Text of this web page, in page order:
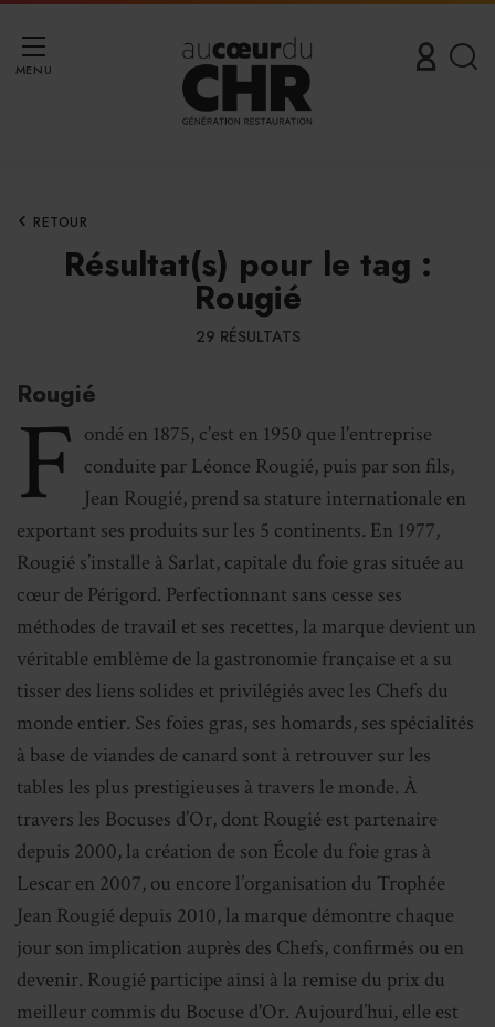
MENU
RETOUR
Résultat(s) pour le tag :
Rougié
29 RÉSULTATS
Rougié
F ondé en 1875, c'est en 1950 que l'entreprise
conduite par Léonce Rougié, puis par son fils,
Jean Rougié, prend sa stature internationale en
exportant ses produits sur les 5 continents. En 1977,
Rougié s’installe à Sarlat, capitale du foie gras située au
cœur de Périgord. Perfectionnant sans cesse ses
méthodes de travail et ses recettes, la marque devient un
véritable emblème de la gastronomie française et a su
tisser des liens solides et privilégiés avec les Chefs du
monde entier. Ses foies gras, ses homards, ses spécialités
à base de viandes de canard sont à retrouver sur les
tables les plus prestigieuses à travers le monde. À
travers les Bocuses d’Or, dont Rougié est partenaire
depuis 2000, la création de son École du foie gras à
Lescar en 2007, ou encore l’organisation du Trophée
Jean Rougié depuis 2010, la marque démontre chaque
jour son implication auprès des Chefs, confirmés ou en
devenir. Rougié participe ainsi à la remise du prix du
meilleur commis du Bocuse d'Or. Aujourd’hui, elle est